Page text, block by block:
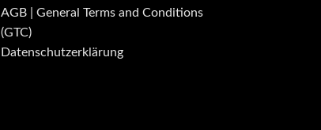
AGB | General Terms and Conditions
(GTC)
Datenschutzerklärung